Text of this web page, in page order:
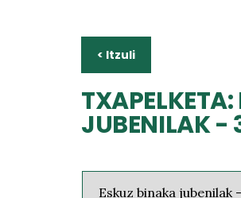
< Itzuli
JUBENILAK -